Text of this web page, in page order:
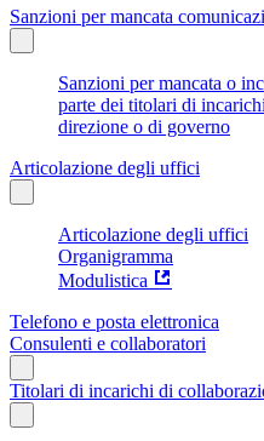
Sanzioni per mancata
Sanzioni per mancata o
parte dei titolari di
direzione o di governo
Articolazione degli uffici
Articolazione degli uffici
Organigramma
Modulistica
Telefono e posta elettronica
Consulenti e collaboratori
Titolari di incarichi di